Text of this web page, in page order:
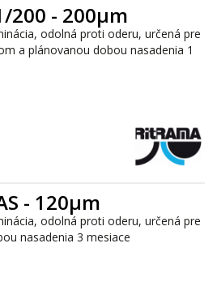
200 - 200µm
odolná proti oderu, určená pre
a plánovanou dobou nasadenia 1
- 120µm
odolná proti oderu, určená pre
nasadenia 3 mesiace